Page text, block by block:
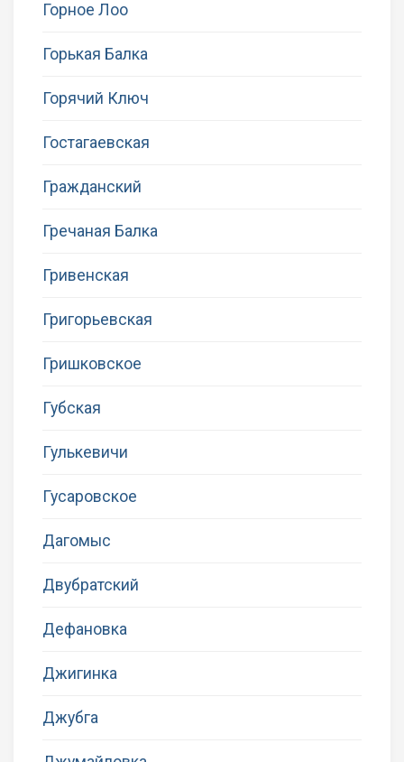
Горное Лоо
Горькая Балка
Горячий Ключ
Гостагаевская
Гражданский
Гречаная Балка
Гривенская
Григорьевская
Гришковское
Губская
Гулькевичи
Гусаровское
Дагомыс
Двубратский
Дефановка
Джигинка
Джубга